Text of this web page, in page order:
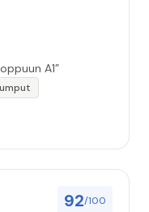
A1”
92/100